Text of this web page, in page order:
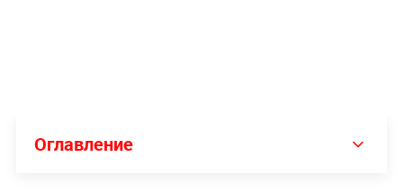
Оглавление